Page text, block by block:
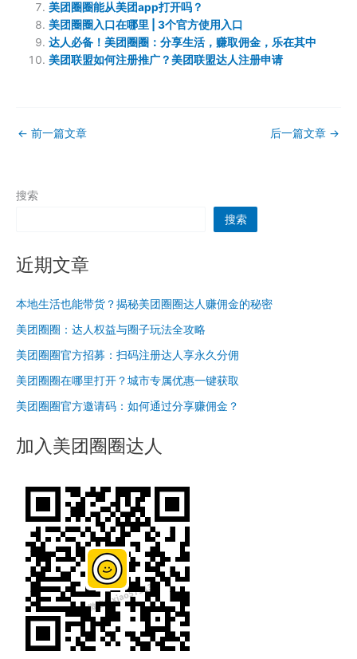
美团圈圈能从美团app打开吗？
美团圈圈入口在哪里 | 3个官方使用入口
达人必备！美团圈圈：分享生活，赚取佣金，乐在其中
美团联盟如何注册推广？美团联盟达人注册申请
← 前一篇文章 后一篇文章 →
搜索
搜索
近期文章
本地生活也能带货？揭秘美团圈圈达人赚佣金的秘密
美团圈圈：达人权益与圈子玩法全攻略
美团圈圈官方招募：扫码注册达人享永久分佣
美团圈圈在哪里打开？城市专属优惠一键获取
美团圈圈官方邀请码：如何通过分享赚佣金？
加入美团圈圈达人